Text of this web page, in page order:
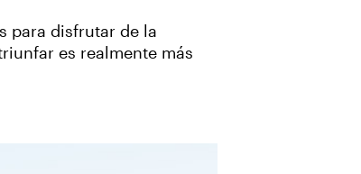
para disfrutar de la
es realmente más